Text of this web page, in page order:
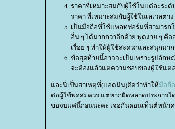
ราคาที่เหมาะสมกับผู้ใช้ในแต่ละระ
ราคา ที่เหมาะสมกับผู้ใช้ในเลเวลต่า
เป็นมือถือที่ใช้แพลทฟอร์มที่สามาร
อื่น ๆ ได้มากกว่าอีกด้วย พูดง่าย ๆ คื
เรื่อย ๆ ทำให้ผู้ใช้สะดวกและสนุกมา
ข้อสุดท้ายนี้อาจจะเป็นเพราะรูปลัก
จะต้องแล้วแต่ความชอบของผู้ใช้แต่
ละนี่เป็นสาเหตุที่(แอดมิน)คิดว่าทำให้มือถื
ต่อผู้ใช้พอสมควร แต่หากผิดพลาดประการ
ขอจบแค่นี้ก่อนนะคะ เจอกันคอนเท็นต์หน้า